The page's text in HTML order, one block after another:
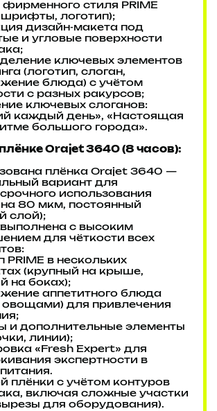
фирменного стиля PRIME
шрифты, логотип);
дизайн-макета под
и угловые поверхности
ключевых элементов
(логотип, слоган,
блюда) с учётом
с разных ракурсов;
ключевых слоганов:
каждый день», «Настоящая
большого города».
Orajet 3640 (8 часов):
плёнка Orajet 3640 —
вариант для
использования
80 мкм, постоянный
слой);
выполнена с высоким
для чёткости всех
PRIME в нескольких
(крупный на крыше,
на боках);
аппетитного блюда
овощами) для привлечения
и дополнительные элементы
линии);
«Fresh Expert» для
экспертности в
плёнки с учётом контуров
включая сложные участки
для оборудования).